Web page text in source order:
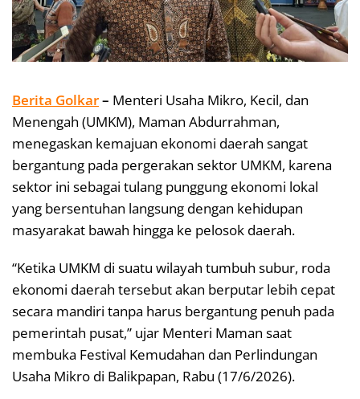
Berita Golkar– Menteri Usaha Mikro, Kecil, dan
Menengah (UMKM), Maman Abdurrahman,
menegaskan kemajuan ekonomi daerah sangat
bergantung pada pergerakan sektor UMKM, karena
sektor ini sebagai tulang punggung ekonomi lokal
yang bersentuhan langsung dengan kehidupan
masyarakat bawah hingga ke pelosok daerah.
“Ketika UMKM di suatu wilayah tumbuh subur, roda
ekonomi daerah tersebut akan berputar lebih cepat
secara mandiri tanpa harus bergantung penuh pada
pemerintah pusat,” ujar Menteri Maman saat
membuka Festival Kemudahan dan Perlindungan
Usaha Mikro di Balikpapan, Rabu (17/6/2026).